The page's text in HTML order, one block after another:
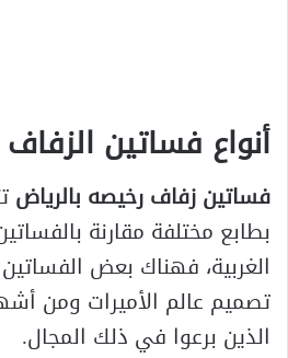
أنواع فساتين
فساتين زفاف رخيصه بالرياض
بطابع مختلفة مقارنة
الغربية، فهناك بعض
تصميم عالم الأميرات ومن
الذين برعوا في ذلك المجال.